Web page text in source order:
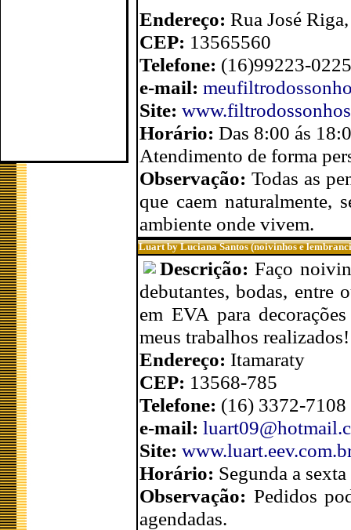
Endereço: Rua José
CEP: 13565560
Telefone: (16)99223-
e-mail:
Site:
Horário: Das 8:00 ás
Atendimento de forma
Observação: Todas as
que caem naturalmente,
ambiente onde vivem.
Luart by Luciana Santos (noivinhos e
Descrição:Faço
debutantes, bodas, entre
em EVA para
meus trabalhos realizados!
Endereço: Itamaraty
CEP: 13568-785
Telefone: (16) 3372-7108
e-mail:
Site:
Horário: Segunda a
Observação: Pedidos
agendadas.